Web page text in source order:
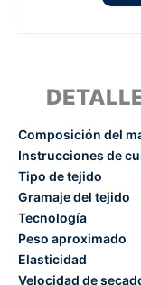
Composición del
Instrucciones de
Tipo de tejido
Gramaje del tejido
Tecnología
Peso aproximado
Elasticidad
Velocidad de